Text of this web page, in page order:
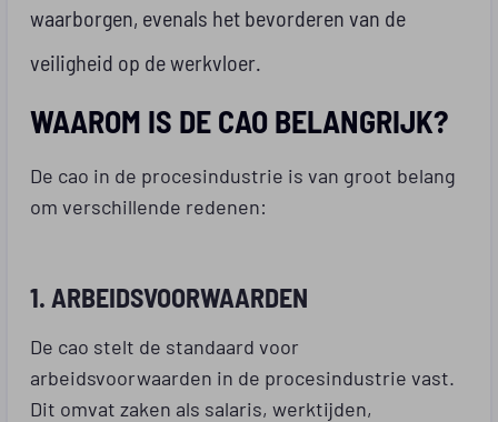
waarborgen, evenals het bevorderen van de
veiligheid op de werkvloer.
WAAROM IS DE CAO BELANGRIJK?
De cao in de procesindustrie is van groot belang
om verschillende redenen:
1. ARBEIDSVOORWAARDEN
De cao stelt de standaard voor
arbeidsvoorwaarden in de procesindustrie vast.
Dit omvat zaken als salaris, werktijden,